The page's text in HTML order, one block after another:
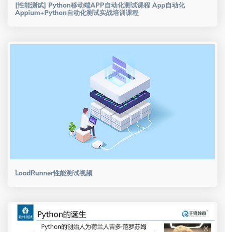
[性能测试] Python移动端APP自动化测试课程 App自动化
Appium+Python自动化测试实战培训课程
LoadRunner性能测试视频